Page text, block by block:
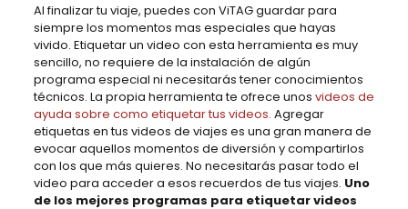
Al finalizar tu viaje, puedes con ViTAG guardar para
siempre los momentos mas especiales que hayas
vivido. Etiquetar un video con esta herramienta es muy
sencillo, no requiere de la instalación de algún
programa especial ni necesitarás tener conocimientos
técnicos. La propia herramienta te ofrece unos videos de
ayuda sobre como etiquetar tus videos. Agregar
etiquetas en tus videos de viajes es una gran manera de
evocar aquellos momentos de diversión y compartirlos
con los que más quieres. No necesitarás pasar todo el
video para acceder a esos recuerdos de tus viajes. Uno
de los mejores programas para etiquetar videos